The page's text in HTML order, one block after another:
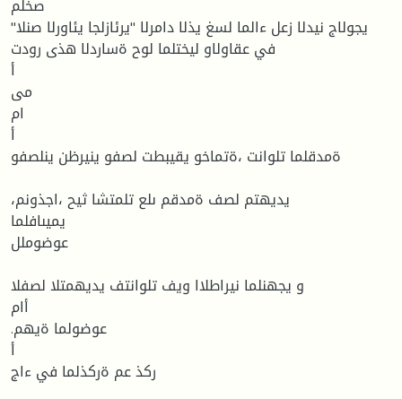
صخلم
"يجولاج نيدلا زعل ءالما لسغ يذلا دامرلا "يرئازلجا يئاورلا صنلا
في عقاولاو ليختلما لوح ةساردلا هذى رودت
أ
مى
ام
أ
ةمدقلما تلوانت ،ةتماخو يقيبطت لصفو ينيرظن ينلصفو
،يديهتم لصف ةمدقم ىلع تلمتشا ثيح ،اجذونم
يميىافلما
عوضوملل
و يجهنلما نيراطلاا ويف تلوانتف يديهمتلا لصفلا
أام
.عوضولما ةيهم
أ
ركذ عم ةركذلما في ءاج